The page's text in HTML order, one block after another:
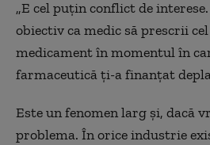
„E cel puţin conflict de
obiectiv ca medic să prescrii
medicament în momentul în
farmaceutică ți-a finanțat
Este un fenomen larg şi, dacă
problema. În orice industrie